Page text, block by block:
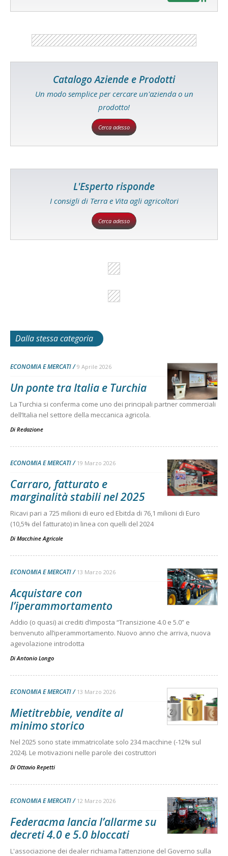
Catalogo Aziende e Prodotti
Un modo semplice per cercare un'azienda o un
prodotto!
Cerca adesso
L'Esperto risponde
I consigli di Terra e Vita agli agricoltori
Cerca adesso
Dalla stessa categoria
ECONOMIA E MERCATI 9 Aprile 2026
Un ponte tra Italia e Turchia
La Turchia si conferma come uno dei principali partner commerciali
dell’Italia nel settore della meccanica agricola.
Di Redazione
ECONOMIA E MERCATI 19 Marzo 2026
Carraro, fatturato e
marginalità stabili nel 2025
Ricavi pari a 725 milioni di euro ed Ebitda di 76,1 milioni di Euro
(10,5% del fatturato) in linea con quelli del 2024
Di Macchine Agricole
ECONOMIA E MERCATI 13 Marzo 2026
Acquistare con
l’iperammortamento
Addio (o quasi) ai crediti d’imposta “Transizione 4.0 e 5.0” e
benvenuto all’iperammortamento. Nuovo anno che arriva, nuova
agevolazione introdotta
Di Antonio Longo
ECONOMIA E MERCATI 13 Marzo 2026
Mietitrebbie, vendite al
minimo storico
Nel 2025 sono state immatricolate solo 234 macchine (-12% sul
2024). Le motivazioni nelle parole dei costruttori
Di Ottavio Repetti
ECONOMIA E MERCATI 12 Marzo 2026
Federacma lancia l’allarme su
decreti 4.0 e 5.0 bloccati
L'associazione dei dealer richiama l’attenzione del Governo sulla